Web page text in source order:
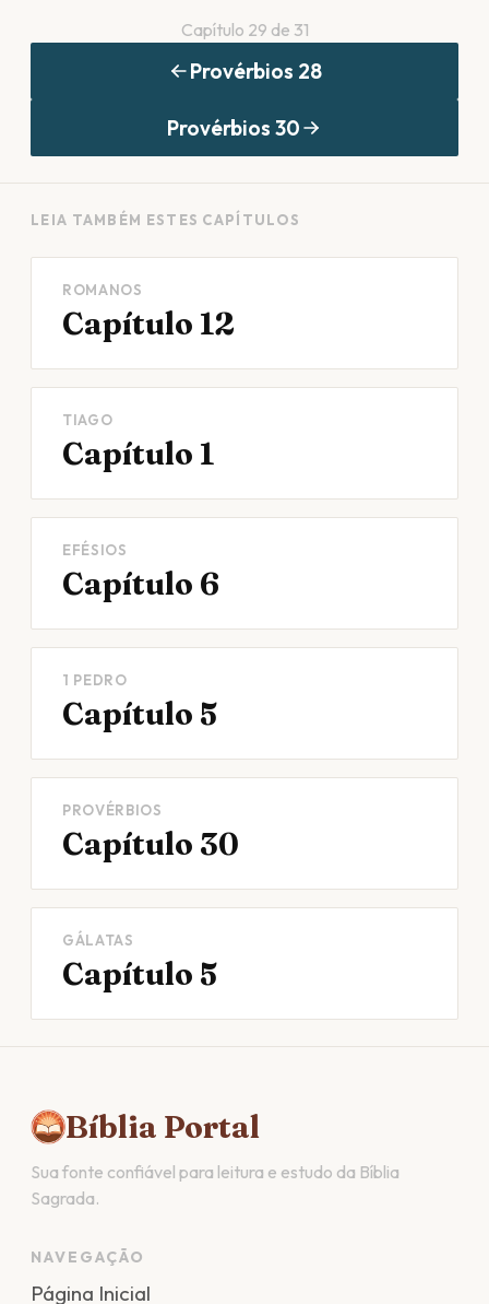
Capítulo 29 de 31
Provérbios 28
Provérbios 30
LEIA TAMBÉM ESTES CAPÍTULOS
ROMANOS
Capítulo 12
TIAGO
Capítulo 1
EFÉSIOS
Capítulo 6
1 PEDRO
Capítulo 5
PROVÉRBIOS
Capítulo 30
GÁLATAS
Capítulo 5
Bíblia Portal
Sua fonte confiável para leitura e estudo da Bíblia
Sagrada.
NAVEGAÇÃO
Página Inicial